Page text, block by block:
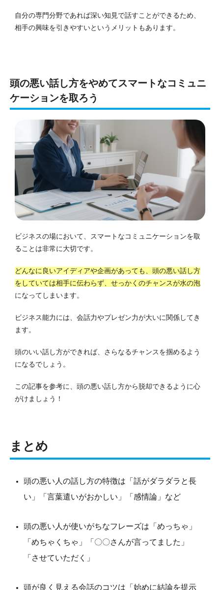
自分の専門分野であれば深い知見で話すことができるため、
相手の興味を引きやすいというメリットもあります。
頭の悪い話し方をやめてスマートなコミュニ
ケーションを取ろう
ビジネスの場において、スマートなコミュニケーションを取
ることは非常に大切です。
どんなに良いアイディアや企画があっても、頭の悪い話し方
をしていては相手に伝わらず、せっかくのチャンスが水の泡
になってしまいます。
ビジネス能力には、会話力やプレゼン力が大いに関係してき
ます。
頭のいい話し方ができれば、さらなるチャンスを掴めるよう
になるでしょう。
この記事を参考に、頭の悪い話し方から脱却できるように心
がけましょう！
まとめ
頭の悪い人の話し方の特徴は「話がダラダラと長
い」「言葉遣いがおかしい」「感情論」など
頭の悪い人が使いがちなフレーズは「めっちゃ」
「めちゃくちゃ」「〇〇さんが言ってました」
「させていただく」
頭が良く見える会話のコツは「始めに結論を提示